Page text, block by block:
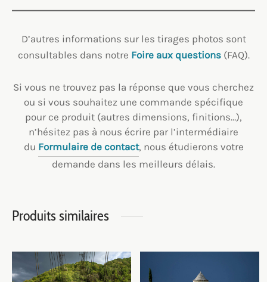
D’autres informations sur les tirages photos sont
consultables dans notre Foire aux questions(FAQ).
Si vous ne trouvez pas la réponse que vous cherchez
ou si vous souhaitez une commande spécifique
pour ce produit (autres dimensions, finitions…),
n’hésitez pas à nous écrire par l’intermédiaire
du Formulaire de contact, nous étudierons votre
demande dans les meilleurs délais.
Produits similaires